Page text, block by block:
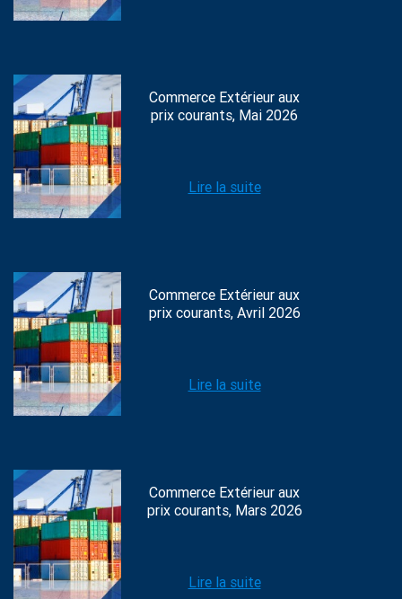
Commerce Extérieur aux
prix courants, Mai 2026
Lire la suite
Commerce Extérieur aux
prix courants, Avril 2026
Lire la suite
Commerce Extérieur aux
prix courants, Mars 2026
Lire la suite